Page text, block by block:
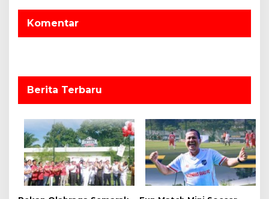
p
o
Komentar
Berita Terbaru